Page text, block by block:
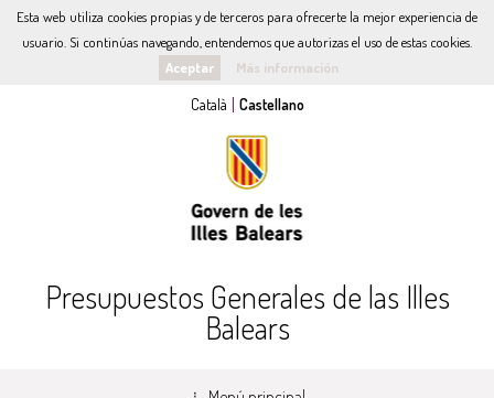
Esta web utiliza cookies propias y de terceros para ofrecerte la mejor experiencia de
usuario. Si continúas navegando, entendemos que autorizas el uso de estas cookies.
Aceptar
Más información
Presupuestos Generales de las Illes
Balears